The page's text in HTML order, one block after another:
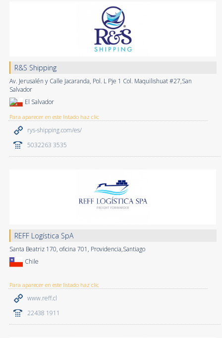
R&S Shipping
Av. Jerusalén y Calle Jacaranda, Pol. L Pje 1 Col. Maquilishuat #27,San
Salvador
El Salvador
Para aparecer en este listado haz clic
rys-shipping.com/es/
5032263 3535
REFF Logística SpA
Santa Beatriz 170, oficina 701, Providencia,Santiago
Chile
Para aparecer en este listado haz clic
www.reff.cl
22438 1911